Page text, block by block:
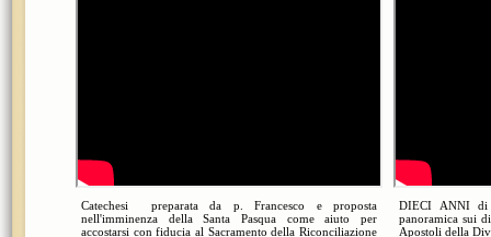
Catechesi preparata da p. Francesco e proposta
nell'imminenza della Santa Pasqua come aiuto per
accostarsi con fiducia al Sacramento della Riconciliazione
DIECI ANNI
panoramica sui
Apostoli della